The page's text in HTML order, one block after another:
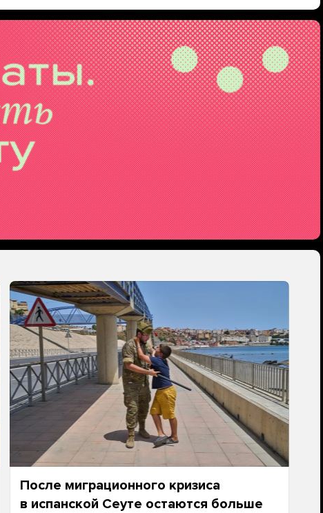
После миграционного кризиса
в испанской Сеуте остаются больше